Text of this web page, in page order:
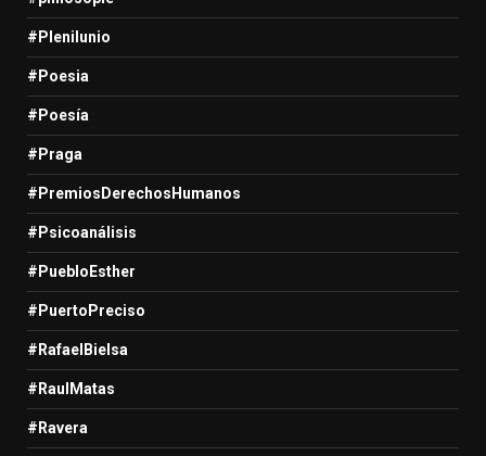
#Plenilunio
#Poesia
#Poesía
#Praga
#PremiosDerechosHumanos
#Psicoanálisis
#PuebloEsther
#PuertoPreciso
#RafaelBielsa
#RaulMatas
#Ravera